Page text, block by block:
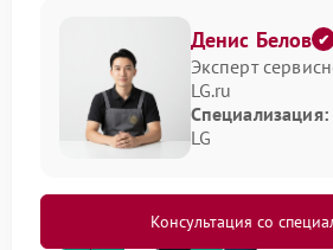
проверенные решения. Наши
высокой квалификацией и
любые неполадки устройств
Перечень наших
аудиотехники. Мы выполняем
Денис Белов
Эксперт
LG.ru
Специализация:
LG
Консультация со